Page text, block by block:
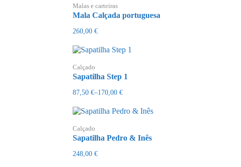
Malas e carteiras
Mala Calçada portuguesa
260,00 €
Calçado
Sapatilha Step 1
87,50 €–170,00 €
Price
87,50 €
170,00 €
Calçado
Sapatilha Pedro & Inês
248,00 €